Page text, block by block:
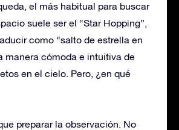
el más habitual para buscar
suele ser el “Star Hopping”,
como “salto de estrella en
manera cómoda e intuitiva de
en el cielo. Pero, ¿en qué
preparar la observación. No